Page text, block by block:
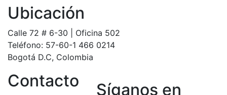
Ubicación
Calle 72 # 6-30 | Oficina 502
Teléfono: 57-60-1 466 0214
Bogotá D.C, Colombia
Contacto Síganos en